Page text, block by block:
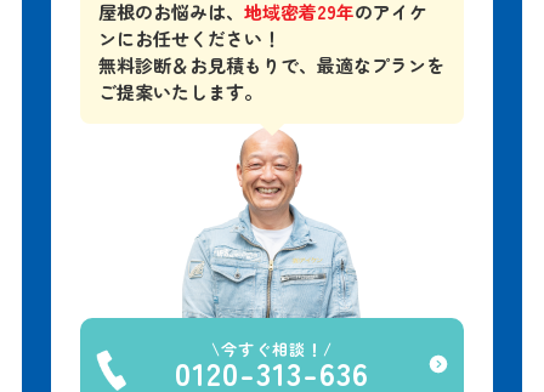
屋根のお悩みは、地域密着29年のアイケ
ンにお任せください！
無料診断＆お見積もりで、最適なプランを
ご提案いたします。
今すぐ相談！
0120-313-636